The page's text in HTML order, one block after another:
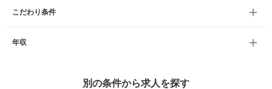
こだわり条件
年収
別の条件から求人を探す